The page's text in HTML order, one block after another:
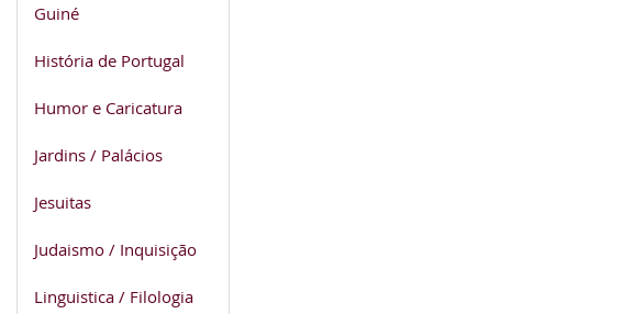
Guiné
História de Portugal
Humor e Caricatura
Jardins / Palácios
Jesuitas
Judaismo / Inquisição
Linguistica / Filologia